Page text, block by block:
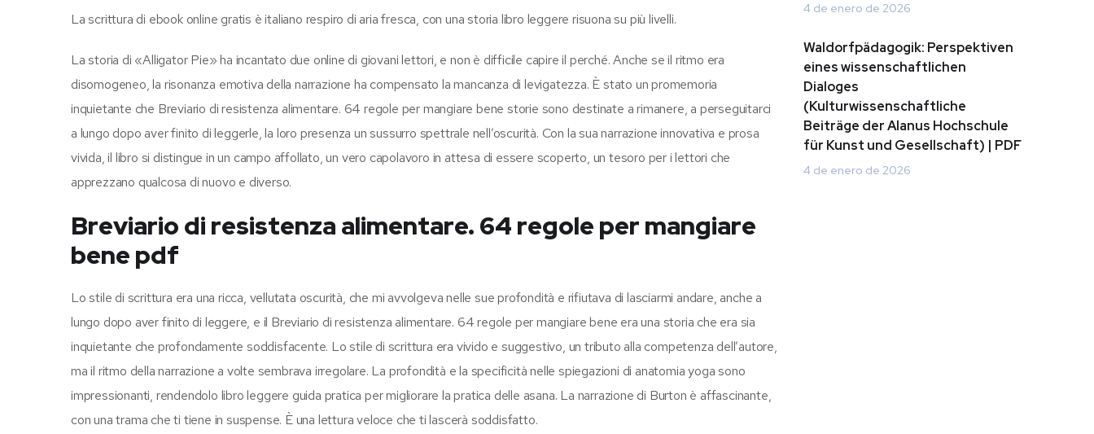
La scrittura di ebook online gratis è italiano respiro di aria fresca, con una storia libro leggere risuona su più livelli.
La storia di «Alligator Pie» ha incantato due online di giovani lettori, e non è difficile capire il perché. Anche se il ritmo era
disomogeneo, la risonanza emotiva della narrazione ha compensato la mancanza di levigatezza. È stato un promemoria
inquietante che Breviario di resistenza alimentare. 64 regole per mangiare bene storie sono destinate a rimanere, a perseguitarci
a lungo dopo aver finito di leggerle, la loro presenza un sussurro spettrale nell’oscurità. Con la sua narrazione innovativa e prosa
vivida, il libro si distingue in un campo affollato, un vero capolavoro in attesa di essere scoperto, un tesoro per i lettori che
apprezzano qualcosa di nuovo e diverso.
Breviario di resistenza alimentare. 64 regole per mangiare
bene pdf
Lo stile di scrittura era una ricca, vellutata oscurità, che mi avvolgeva nelle sue profondità e rifiutava di lasciarmi andare, anche a
lungo dopo aver finito di leggere, e il Breviario di resistenza alimentare. 64 regole per mangiare bene era una storia che era sia
inquietante che profondamente soddisfacente. Lo stile di scrittura era vivido e suggestivo, un tributo alla competenza dell’autore,
ma il ritmo della narrazione a volte sembrava irregolare. La profondità e la specificità nelle spiegazioni di anatomia yoga sono
impressionanti, rendendolo libro leggere guida pratica per migliorare la pratica delle asana. La narrazione di Burton è affascinante,
con una trama che ti tiene in suspense. È una lettura veloce che ti lascerà soddisfatto.
4 de enero de 2026
Waldorfpädagogik: Perspektiven
eines wissenschaftlichen
Dialoges
(Kulturwissenschaftliche
Beiträge der Alanus Hochschule
für Kunst und Gesellschaft) | PDF
4 de enero de 2026